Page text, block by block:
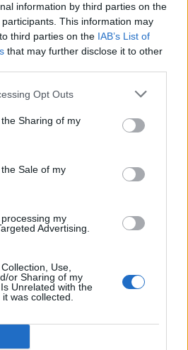
information by third parties on the
participants. This information may
third parties on the IAB’s List of
that may further disclose it to other
Opt Outs
Sharing of my
Sale of my
my
Advertising.
Use,
or Sharing of my
Unrelated with the
was collected.
correu electrònic i el lloc web en
propera vegada que comenti.